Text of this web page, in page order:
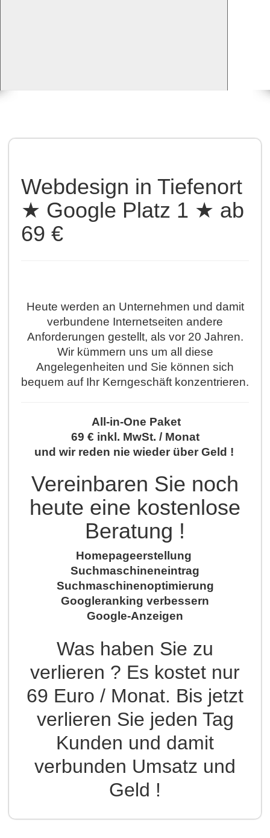
Webdesign in Tiefenort
★ Google Platz 1 ★ ab
69 €
Heute werden an Unternehmen und damit
verbundene Internetseiten andere
Anforderungen gestellt, als vor 20 Jahren.
Wir kümmern uns um all diese
Angelegenheiten und Sie können sich
bequem auf Ihr Kerngeschäft konzentrieren.
All-in-One Paket
69 € inkl. MwSt. / Monat
und wir reden nie wieder über Geld !
Vereinbaren Sie noch
heute eine kostenlose
Beratung !
Homepageerstellung
Suchmaschineneintrag
Suchmaschinenoptimierung
Googleranking verbessern
Google-Anzeigen
Was haben Sie zu
verlieren ? Es kostet nur
69 Euro / Monat. Bis jetzt
verlieren Sie jeden Tag
Kunden und damit
verbunden Umsatz und
Geld !